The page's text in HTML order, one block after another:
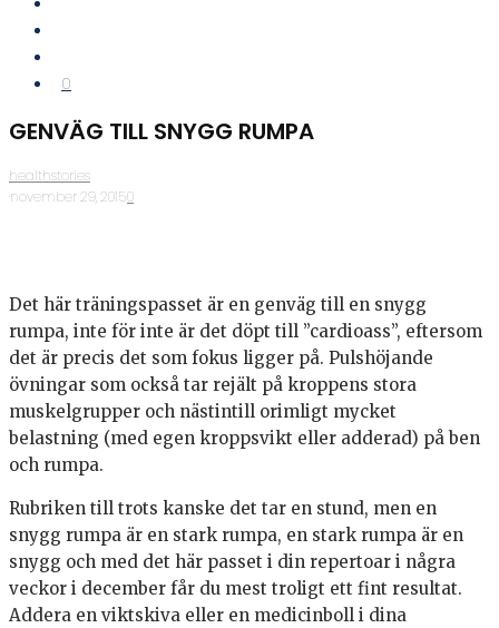
0
GENVÄG TILL SNYGG RUMPA
healthstories
·november 29, 2015·0
Det här träningspasset är en genväg till en snygg
rumpa, inte för inte är det döpt till ”cardioass”, eftersom
det är precis det som fokus ligger på. Pulshöjande
övningar som också tar rejält på kroppens stora
muskelgrupper och nästintill orimligt mycket
belastning (med egen kroppsvikt eller adderad) på ben
och rumpa.
Rubriken till trots kanske det tar en stund, men en
snygg rumpa är en stark rumpa, en stark rumpa är en
snygg och med det här passet i din repertoar i några
veckor i december får du mest troligt ett fint resultat.
Addera en viktskiva eller en medicinboll i dina